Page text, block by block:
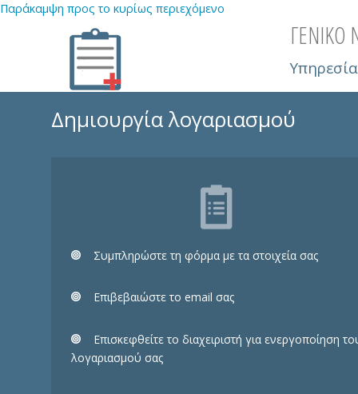
Παράκαμψη προς το κυρίως περιεχόμενο
ΓΕΝΙΚΟ
Δημιουργία λογαριασμού
Συμπληρώστε τη φόρμα με τα στοιχεία σας
Eπιβεβαιώστε το email σας
Επισκεφθείτε το διαχειριστή για ενεργοποίηση
λογαριασμού σας